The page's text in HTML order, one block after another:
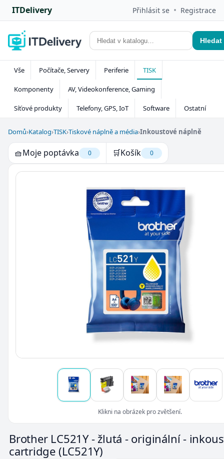
ITDelivery Přihlásit se • Registrace
Hledat
Vše Počítače, Servery Periferie TISK
Komponenty AV, Videokonference, Gaming
Síťové produkty Telefony, GPS, IoT Software Ostatní
Domů›Katalog›TISK›Tiskové náplně a média›Inkoustové náplně
🧺Moje poptávka 0 🛒Košík 0
Klikni na obrázek pro zvětšení.
Brother LC521Y - žlutá - originální -
cartridge (LC521Y)